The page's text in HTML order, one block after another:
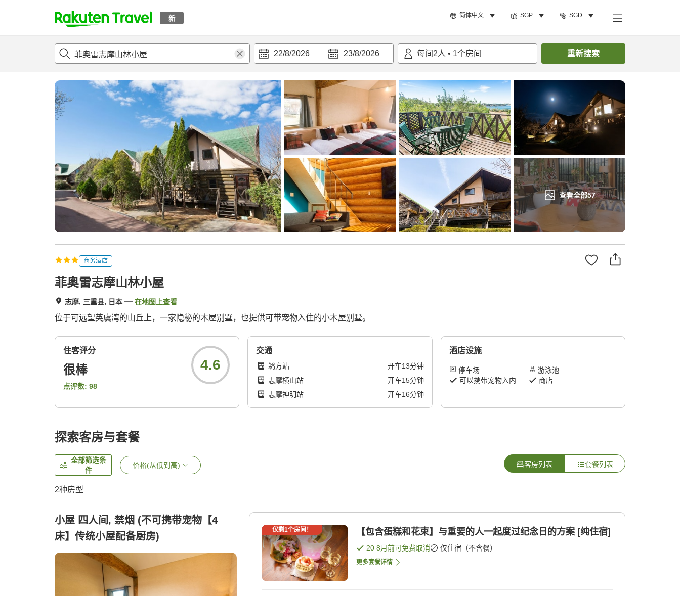
新 简体中文 SGP SGD
t
p
a
g
e
_
c
h
22/8/2026 23/8/2026 每间 2人 • 1个房间 重新搜索
查看全部57
概况 客房及住宿套餐 评论 设施 搜索客房
商务酒店
菲奥雷志摩山林小屋
志摩, 三重县, 日本 在地图上查看
位于可远望英虞湾的山丘上，一家隐秘的木屋别墅，也提供可带宠物入住的小木屋别墅。
住客评分
很棒
点评数: 98
4.6
交通
鹈方站 开车13分钟
志摩横山站
开车15分钟
志摩神明站
开车16分钟
酒店设施
停车场
游泳池
可以携带宠物入内
商店
探索客房与套餐
全部筛选条
件
价格(从低到高) 客房列表 套餐列表
2种房型
小屋 四人间, 禁烟 (不可携带宠物【4
床】传统小屋配备厨房)
仅剩1个房间！ 【包含蛋糕和花束】与重要的人一起度过纪念日的方案 [纯住宿]
20 8月前可免费取消 仅住宿（不含餐）
更多套餐详情